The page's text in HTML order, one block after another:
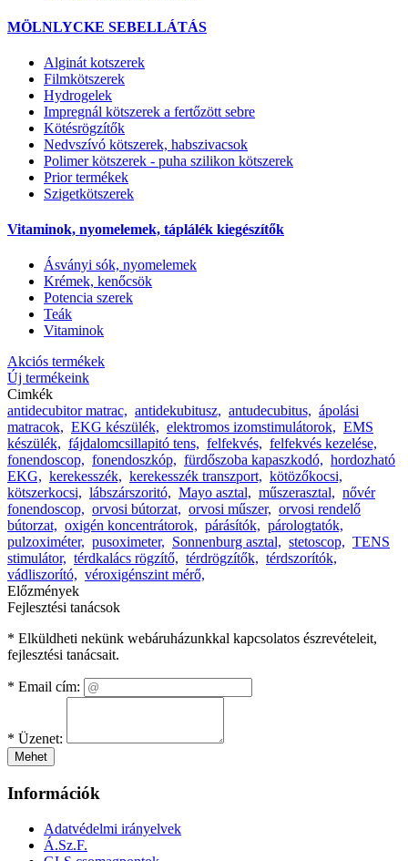
MÖLNLYCKE SEBELLÁTÁS
Alginát kotszerek
Filmkötszerek
Hydrogelek
Impregnál kötszerek a fertőzött sebre
Kötésrögzítők
Nedvszívó kötszerek, habszivacsok
Polimer kötszerek - puha szilikon kötszerek
Prior termékek
Szigetkötszerek
Vitaminok, nyomelemek, táplálék kiegészítők
Ásványi sók, nyomelemek
Krémek, kenőcsök
Potencia szerek
Teák
Vitaminok
Akciós termékek
Új termékeink
Cimkék
antidecubitor matrac, antidekubitusz, antudecubitus, ápolási
matracok, EKG készülék, elektromos izomstimulátorok, EMS
készülék, fájdalomcsillapitó tens, felfekvés, felfekvés kezelése,
fonendoscop, fonendoszkóp, fürdőszoba kapaszkodó, hordozható
EKG, kerekesszék, kerekesszék transzport, kötözőkocsi,
kötszerkocsi, lábszárszoritó, Mayo asztal, műszerasztal, nővér
fonendoscop, orvosi bútorzat, orvosi műszer, orvosi rendelő
bútorzat, oxigén koncentrátorok, párásítók, párologtatók,
pulzoximéter, pusoximeter, Sonnenburg asztal, stetoscop, TENS
stimulátor, térdkalács rögzítő, térdrögzítők, térdszorítók,
vádliszorító, véroxigénszint mérő,
Előzmények
Fejlesztési tanácsok
* Elküldheti nekünk webáruházunkkal kapcsolatos észrevételeit,
fejlesztési tanácsait.
* Email cím:
* Üzenet:
Mehet
Információk
Adatvédelmi irányelvek
Á.Sz.F.